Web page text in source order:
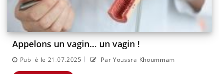
Appelons un vagin... un vagin !
Publié le 21.07.2025 | Par Youssra Khoummam